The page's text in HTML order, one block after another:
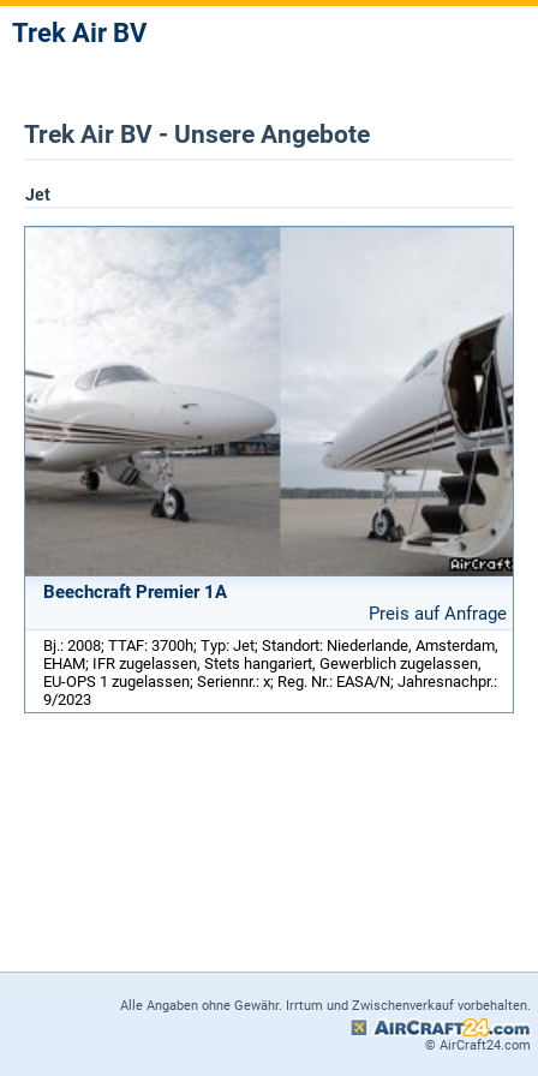
Trek Air BV
Trek Air BV - Unsere Angebote
Jet
Beechcraft Premier 1A
Preis auf Anfrage
Bj.: 2008; TTAF: 3700h; Typ: Jet; Standort: Niederlande, Amsterdam,
EHAM; IFR zugelassen, Stets hangariert, Gewerblich zugelassen,
EU-OPS 1 zugelassen; Seriennr.: x; Reg. Nr.: EASA/N; Jahresnachpr.:
9/2023
Alle Angaben ohne Gewähr. Irrtum und Zwischenverkauf vorbehalten.
© AirCraft24.com